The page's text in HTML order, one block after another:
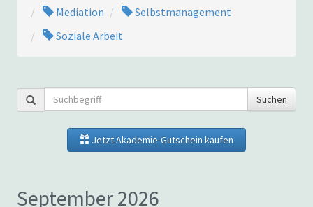
Mediation
Selbstmanagement
Soziale Arbeit
Suchen
Jetzt Akademie-Gutschein kaufen
September 2026